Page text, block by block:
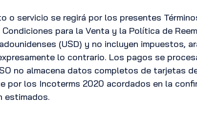
o servicio se regirá por los presentes
para la Venta y la Política de
(USD) y no incluyen impuestos,
lo contrario. Los pagos se
no almacena datos completos de tarjetas
por los Incoterms 2020 acordados en la
estimados.